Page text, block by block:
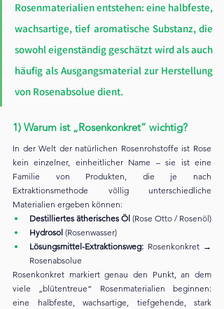
Rosenmaterialien entstehen: eine halbfeste,
wachsartige, tief aromatische Substanz, die
sowohl eigenständig geschätzt wird als auch
häufig als Ausgangsmaterial zur Herstellung
von Rosenabsolue dient.
1) Warum ist „Rosenkonkret“ wichtig?
In der Welt der natürlichen Rosenrohstoffe ist Rose
kein einzelner, einheitlicher Name – sie ist eine
Familie von Produkten, die je nach
Extraktionsmethode völlig unterschiedliche
Materialien ergeben können:
Destilliertes ätherisches Öl (Rose Otto / Rosenöl)
Hydrosol (Rosenwasser)
Lösungsmittel-Extraktionsweg: Rosenkonkret →
Rosenabsolue
Rosenkonkret markiert genau den Punkt, an dem
viele „blütentreue“ Rosenmaterialien beginnen:
eine halbfeste, wachsartige, tiefgehende, stark